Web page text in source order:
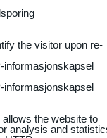
the visitor upon re-
informasjonskapsel
informasjonskapsel
the website to
analysis and